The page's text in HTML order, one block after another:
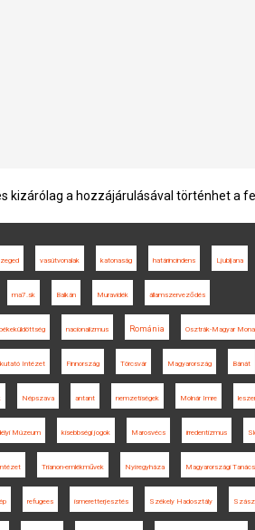
kizárólag a hozzájárulásával történhet a
vasútvonalak katonaság határincindens Ljubljana
ma7.sk Balkán Muravidék államszerveződés
békeküldöttség nacionalizmus Románia Osztrák-Magyar
Intézet Finnország Törcsvár Magyarország Bánát
Népszava antant nemzetiségek Molnár Imre
Múzeum kisebbségi jogok Marosvécs irredentizmus
Trianon-emlékművek Nyíregyháza Magyarországi
refugees ismeretterjesztés Székely Hadosztály